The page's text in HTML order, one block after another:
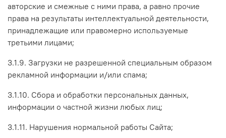
авторские и смежные с ними права, а равно прочие
права на результаты интеллектуальной деятельности,
принадлежащие или правомерно используемые
третьими лицами;
3.1.9. Загрузки не разрешенной специальным образом
рекламной информации и/или спама;
3.1.10. Сбора и обработки персональных данных,
информации о частной жизни любых лиц;
3.1.11. Нарушения нормальной работы Сайта;